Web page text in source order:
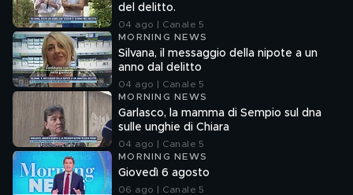
del delitto.
04 ago | Canale 5
MORNING NEWS
Silvana, il messaggio della nipote a un
anno dal delitto
04 ago | Canale 5
MORNING NEWS
Garlasco, la mamma di Sempio sul dna
sulle unghie di Chiara
04 ago | Canale 5
MORNING NEWS
Giovedì 6 agosto
06 ago | Canale 5